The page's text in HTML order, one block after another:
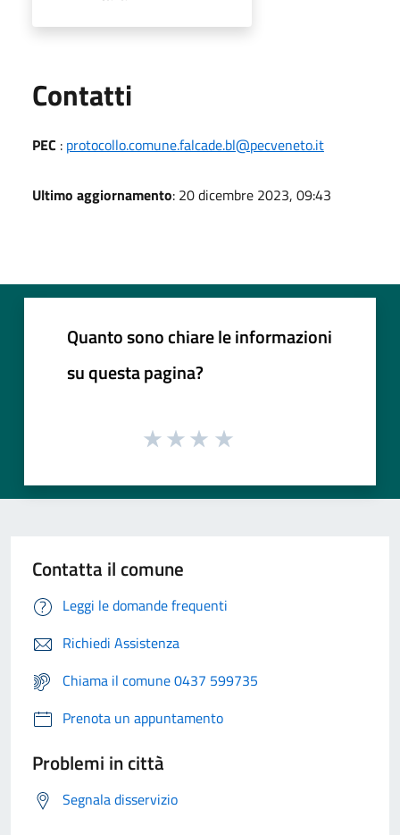
Contatti
PEC : protocollo.comune.falcade.bl@pecveneto.it
Ultimo aggiornamento: 20 dicembre 2023, 09:43
Quanto sono chiare le informazioni
su questa pagina?
Contatta il comune
Leggi le domande frequenti
Richiedi Assistenza
Chiama il comune 0437 599735
Prenota un appuntamento
Problemi in città
Segnala disservizio